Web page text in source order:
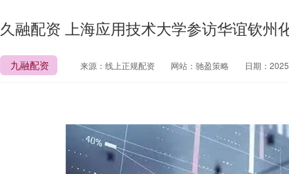
久融配资 上海应用技术大学参访华谊钦州
九融配资 来源：线上正规配资 网站：驰盈策略 日期：